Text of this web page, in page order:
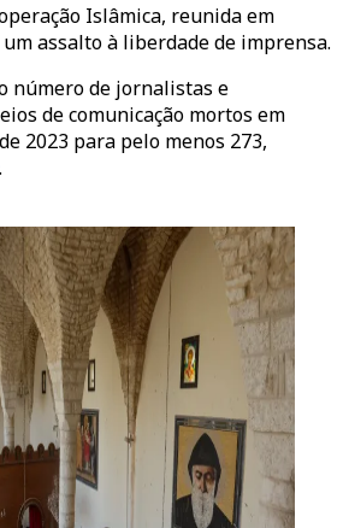
Islâmica, reunida em
assalto à liberdade de imprensa.
número de jornalistas e
de comunicação mortos em
2023 para pelo menos 273,
.